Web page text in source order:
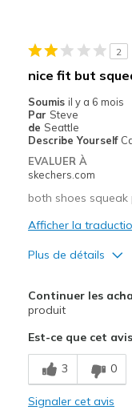
Les meilleures
Going Out
Width
Sizing
View On Shoes
2
nice fit but
Soumis il y a 6 mois
Par Steve
de Seattle
Describe Yourself
EVALUER À
skechers.com
both shoes
Afficher la
Plus de détails
Comfortable
Les meilleures
Casual Wear
Width
Continuer les
produit
Est-ce que cet
3 0
Signaler cet avis